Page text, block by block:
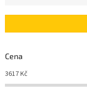
í
r
o
d
u
Cena
3617Kč